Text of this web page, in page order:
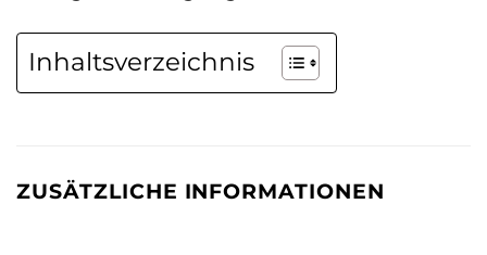
Inhaltsverzeichnis
ZUSÄTZLICHE INFORMATIONEN